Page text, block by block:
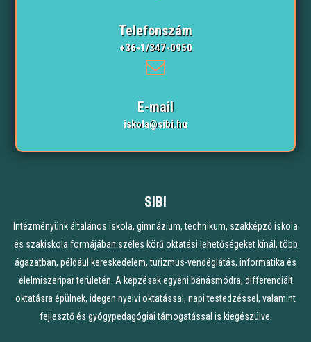
Telefonszám
+36-1/347-0950
E-mail
iskola@sibi.hu
SIBI
Intézményünk általános iskola, gimnázium, technikum, szakképző iskola
és szakiskola formájában széles körű oktatási lehetőségeket kínál, több
ágazatban, például kereskedelem, turizmus-vendéglátás, informatika és
élelmiszeripar területén. A képzések egyéni bánásmódra, differenciált
oktatásra épülnek, idegen nyelvi oktatással, napi testedzéssel, valamint
fejlesztő és gyógypedagógiai támogatással is kiegészülve.